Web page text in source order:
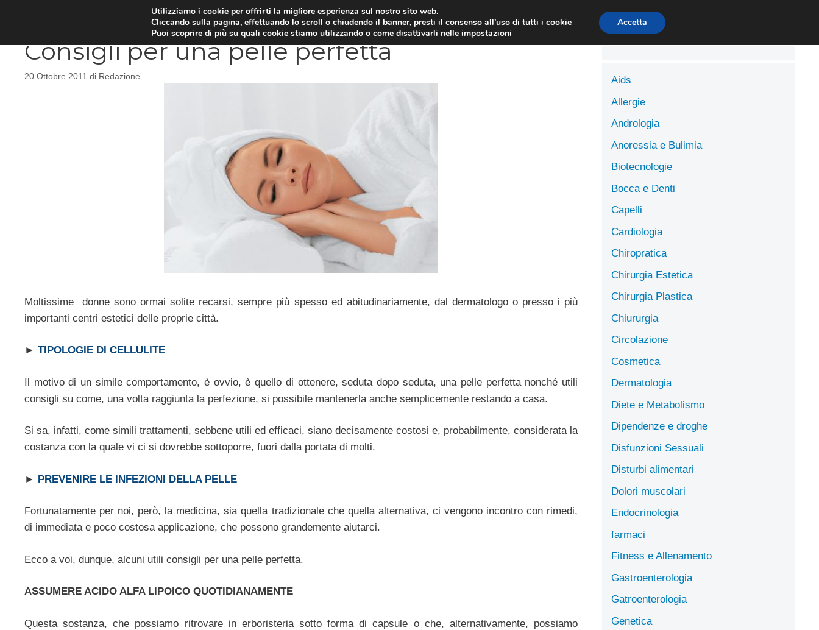
DIETE E METABOLISMO PSICOLOGIA NEUROLOGIA CARDIOLOGIA SCIENZE DELL’ALIMENTAZIONE
Consigli per una pelle perfetta
20 Ottobre 2011 di Redazione
Moltissime donne sono ormai solite recarsi, sempre più spesso ed abitudinariamente, dal dermatologo o presso i più
importanti centri estetici delle proprie città.
► TIPOLOGIE DI CELLULITE
Il motivo di un simile comportamento, è ovvio, è quello di ottenere, seduta dopo seduta, una pelle perfetta nonché utili
consigli su come, una volta raggiunta la perfezione, si possibile mantenerla anche semplicemente restando a casa.
Si sa, infatti, come simili trattamenti, sebbene utili ed efficaci, siano decisamente costosi e, probabilmente, considerata la
costanza con la quale vi ci si dovrebbe sottoporre, fuori dalla portata di molti.
► PREVENIRE LE INFEZIONI DELLA PELLE
Fortunatamente per noi, però, la medicina, sia quella tradizionale che quella alternativa, ci vengono incontro con rimedi,
di immediata e poco costosa applicazione, che possono grandemente aiutarci.
Ecco a voi, dunque, alcuni utili consigli per una pelle perfetta.
ASSUMERE ACIDO ALFA LIPOICO QUOTIDIANAMENTE
Questa sostanza, che possiamo ritrovare in erboristeria sotto forma di capsule o che, alternativamente, possiamo
Aids
Allergie
Andrologia
Anoressia e Bulimia
Biotecnologie
Bocca e Denti
Capelli
Cardiologia
Chiropratica
Chirurgia Estetica
Chirurgia Plastica
Chiururgia
Circolazione
Cosmetica
Dermatologia
Diete e Metabolismo
Dipendenze e droghe
Disfunzioni Sessuali
Disturbi alimentari
Dolori muscolari
Endocrinologia
farmaci
Fitness e Allenamento
Gastroenterologia
Gatroenterologia
Genetica
Utilizziamo i cookie per offrirti la migliore esperienza sul nostro sito web.
Cliccando sulla pagina, effettuando lo scroll o chiudendo il banner, presti il consenso all’uso di tutti i cookie
Puoi scoprire di più su quali cookie stiamo utilizzando o come disattivarli nelleimpostazioni
Accetta